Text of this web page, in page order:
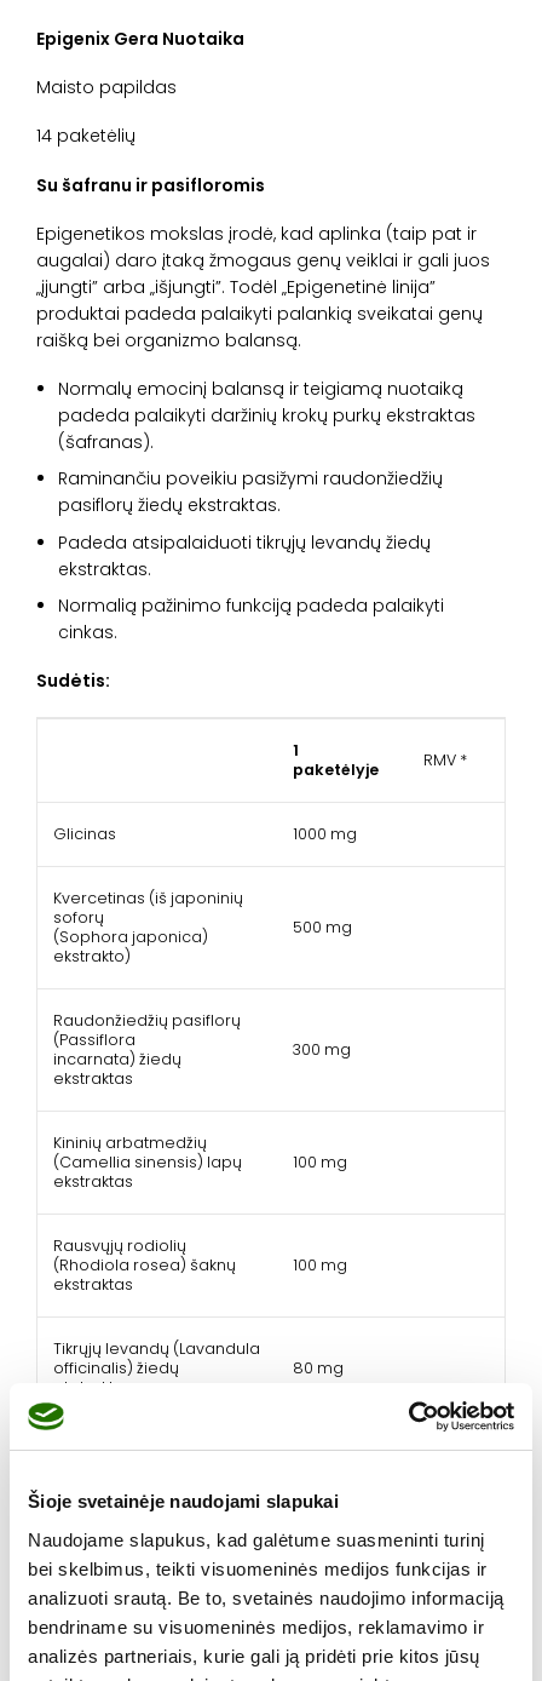
Šioje svetainėje naudojami slapukai
Naudojame slapukus, kad galėtume suasmeninti turinį
bei skelbimus, teikti visuomeninės medijos funkcijas ir
analizuoti srautą. Be to, svetainės naudojimo informaciją
bendriname su visuomeninės medijos, reklamavimo ir
analizės partneriais, kurie gali ją pridėti prie kitos jūsų
Epigenix Gera Nuotaika
Maisto papildas
14 paketėlių
Su šafranu ir pasifloromis
Epigenetikos mokslas įrodė, kad aplinka (taip pat ir
augalai) daro įtaką žmogaus genų veiklai ir gali juos
„įjungti” arba „išjungti”. Todėl „Epigenetinė linija”
produktai padeda palaikyti palankią sveikatai genų
raišką bei organizmo balansą.
Normalų emocinį balansą ir teigiamą nuotaiką
padeda palaikyti daržinių krokų purkų ekstraktas
(šafranas).
Raminančiu poveikiu pasižymi raudonžiedžių
pasiflorų žiedų ekstraktas.
Padeda atsipalaiduoti tikrųjų levandų žiedų
ekstraktas.
Normalią pažinimo funkciją padeda palaikyti
cinkas.
Sudėtis:
1
paketėlyje
RMV *
Glicinas 1000 mg
Kvercetinas (iš japoninių
soforų
(Sophora japonica)
ekstrakto)
500 mg
Raudonžiedžių pasiflorų
(Passiflora
incarnata) žiedų
ekstraktas
300 mg
Kininių arbatmedžių
(Camellia sinensis) lapų
ekstraktas
100 mg
Rausvųjų rodiolių
(Rhodiola rosea) šaknų
ekstraktas
100 mg
Tikrųjų levandų (Lavandula
officinalis) žiedų
ekstraktas
80 mg
Daržinių krokų (Crocus
(šafranas)
Pipirinių mėtų (Mentha
piperita) lapų ekstraktas
20 mg
Cinkas 20 mg 200%